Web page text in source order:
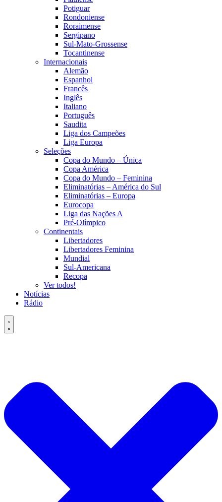
Potiguar
Rondoniense
Roraimense
Sergipano
Sul-Mato-Grossense
Tocantinense
Internacionais
Alemão
Espanhol
Francês
Inglês
Italiano
Português
Saudita
Liga dos Campeões
Liga Europa
Seleções
Copa do Mundo – Única
Copa América
Copa do Mundo – Feminina
Eliminatórias – América do Sul
Eliminatórias – Europa
Eurocopa
Liga das Nações A
Pré-Olímpico
Continentais
Libertadores
Libertadores Feminina
Mundial
Sul-Americana
Recopa
Ver todos!
Notícias
Rádio